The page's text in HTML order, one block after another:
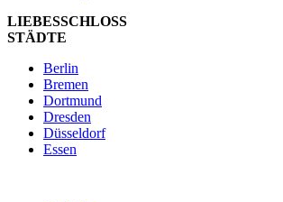
LIEBESSCHLOSS
STÄDTE
Berlin
Bremen
Dortmund
Dresden
Düsseldorf
Essen